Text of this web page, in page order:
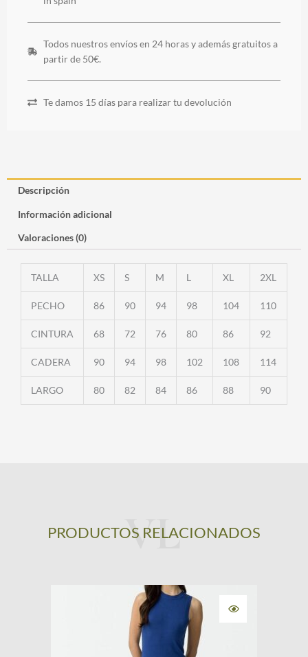
Todos nuestros envíos en 24 horas y además gratuitos a
partir de 50€.
Te damos 15 días para realizar tu devolución
Descripción
Información adicional
Valoraciones (0)
TALLA XS S M L XL 2XL
PECHO 86 90 94 98 104 110
CINTURA 68 72 76 80 86 92
CADERA 90 94 98 102 108 114
LARGO 80 82 84 86 88 90
PRODUCTOS RELACIONADOS